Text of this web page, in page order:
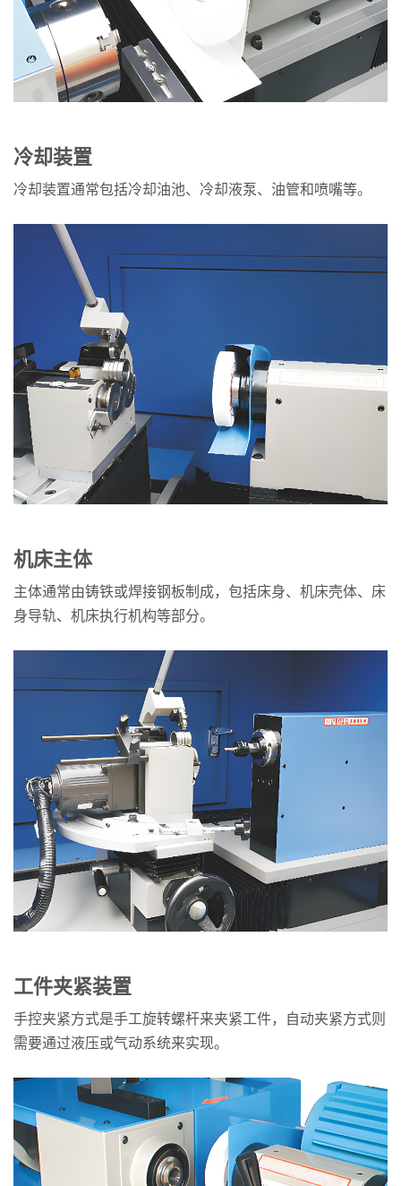
冷却装置
冷却装置通常包括冷却油池、冷却液泵、油管和喷嘴等。
机床主体
主体通常由铸铁或焊接钢板制成，包括床身、机床壳体、床
身导轨、机床执行机构等部分。
工件夹紧装置
手控夹紧方式是手工旋转螺杆来夹紧工件，自动夹紧方式则
需要通过液压或气动系统来实现。